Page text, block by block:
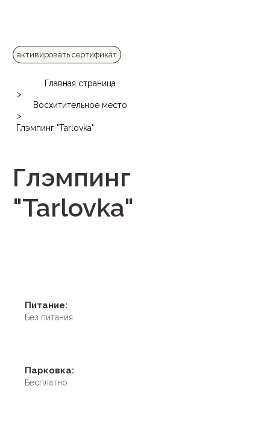
активировать сертификат
Главная страница
>
Восхитительное место
>
Глэмпинг "Tarlovka"
Глэмпинг
"Tarlovka"
Питание:
Без питания
Парковка:
Бесплатно